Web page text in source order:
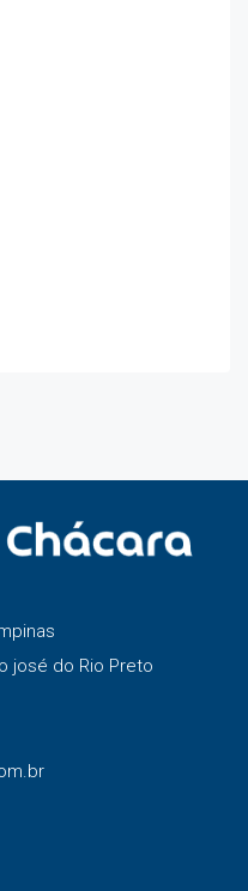
josé do Rio Preto